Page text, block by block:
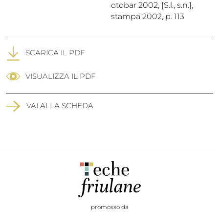
otobar 2002, [S.l., s.n.],
stampa 2002, p. 113
SCARICA IL PDF
VISUALIZZA IL PDF
VAI ALLA SCHEDA
promosso da